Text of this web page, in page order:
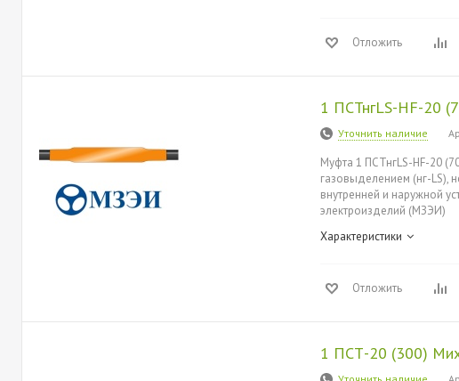
Отложить
1 ПСТнгLS-HF-20
Уточнить наличие
Муфта 1 ПСТнгLS-HF-20
газовыделением (нг-LS),
внутренней и наружной
электроизделий (МЗЭИ)
Характеристики
Отложить
1 ПСТ-20 (300)